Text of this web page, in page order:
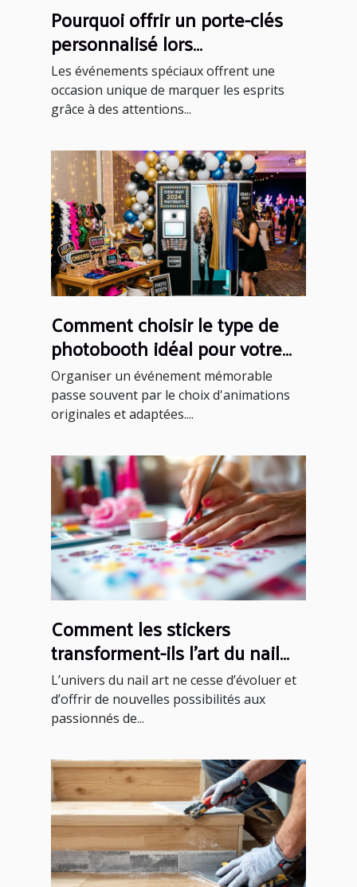
Pourquoi offrir un porte-clés
personnalisé lors
d'événements spéciaux ?
Les événements spéciaux offrent une
occasion unique de marquer les esprits
grâce à des attentions...
Comment choisir le type de
photobooth idéal pour votre
événement ?
Organiser un événement mémorable
passe souvent par le choix d'animations
originales et adaptées....
Comment les stickers
transforment-ils l'art du nail
art ?
L’univers du nail art ne cesse d’évoluer et
d’offrir de nouvelles possibilités aux
passionnés de...